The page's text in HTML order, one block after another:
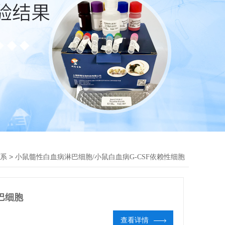
> 小鼠髓性白血病淋巴细胞/小鼠白血病G-CSF依赖性细胞
细胞
查看详情